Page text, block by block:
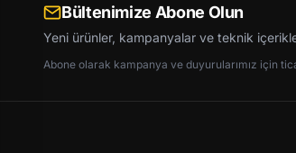
Bültenimize Abone Olun
Yeni ürünler, kampanyalar ve teknik
Abone olarak kampanya ve duyurularımız için